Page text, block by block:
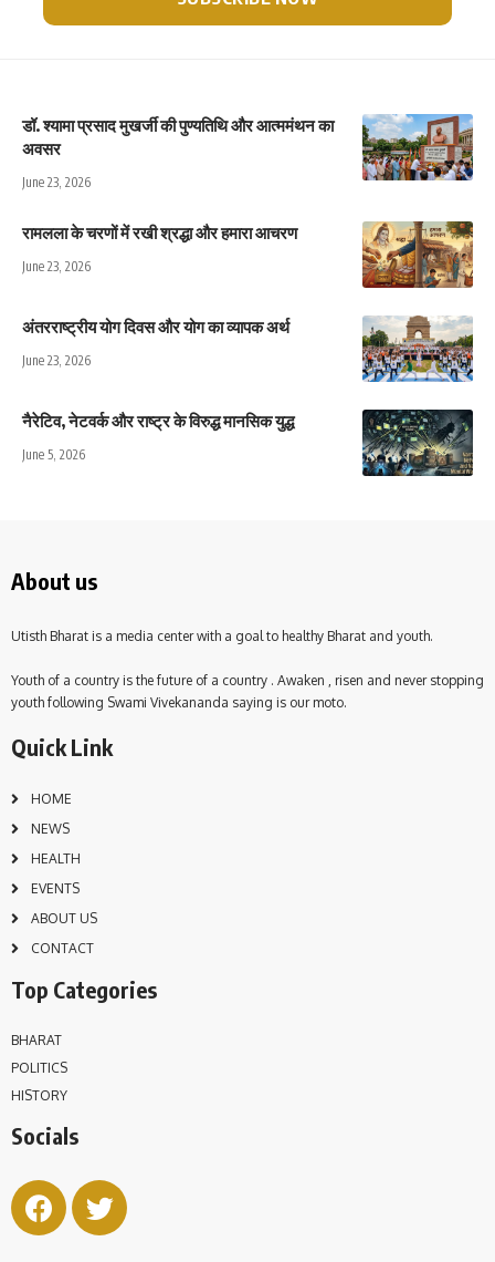
डॉ. श्यामा प्रसाद मुखर्जी की पुण्यतिथि और आत्ममंथन का
अवसर
June 23, 2026
रामलला के चरणों में रखी श्रद्धा और हमारा आचरण
June 23, 2026
अंतरराष्ट्रीय योग दिवस और योग का व्यापक अर्थ
June 23, 2026
नैरेटिव, नेटवर्क और राष्ट्र के विरुद्ध मानसिक युद्ध
June 5, 2026
About us
Utisth Bharat is a media center with a goal to healthy Bharat and youth.
Youth of a country is the future of a country . Awaken , risen and never stopping
youth following Swami Vivekananda saying is our moto.
Quick Link
HOME
NEWS
HEALTH
EVENTS
ABOUT US
CONTACT
Top Categories
BHARAT
POLITICS
HISTORY
Socials